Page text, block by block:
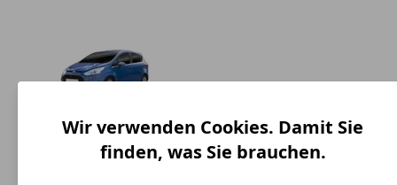
Ford B-MAX LPG (2014 - 2016)
Wir verwenden Cookies. Damit Sie
finden, was Sie brauchen.